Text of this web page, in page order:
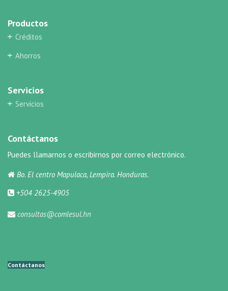
Productos
Créditos
Ahorros
Servicios
Servicios
Contáctanos
Puedes llamarnos o escribirnos por correo electrónico.
Bo. El centro Mapulaca, Lempira. Honduras.
+504 2625-4905
consultas@comlesul.hn
Contáctanos